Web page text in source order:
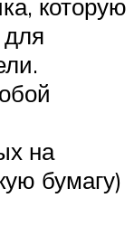
которую
на
бумагу)